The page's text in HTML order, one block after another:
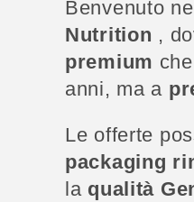
l
e
z
Benvenuto
Nutrition ,
premium
anni, ma a
Le offerte
packaging
la qualità